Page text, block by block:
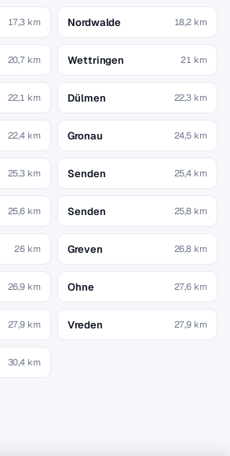
17,3 km Nordwalde 18,2 km
20,7 km Wettringen 21 km
22,1 km Dülmen 22,3 km
22,4 km Gronau 24,5 km
25,3 km Senden 25,4 km
25,6 km Senden 25,8 km
26 km Greven 26,8 km
26,9 km Ohne 27,6 km
27,9 km Vreden 27,9 km
30,4 km